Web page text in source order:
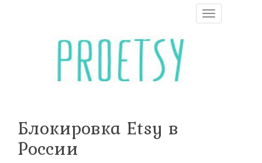
T
o
Блокировка Etsy в
России